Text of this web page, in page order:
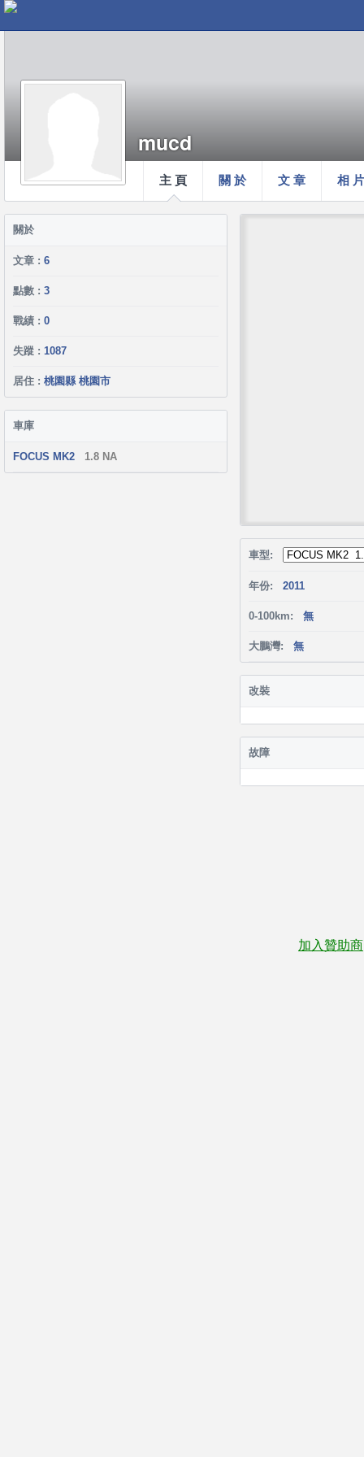
主 頁 關 於 文 章 相 片
mucd
關於
文章 : 6
點數 : 3
戰績 : 0
失蹤 : 1087
居住 : 桃園縣 桃園市
車庫
FOCUS MK2 1.8 NA
車型:
年份: 2011
0-100km: 無
大鵬灣: 無
改裝
故障
加入贊助商